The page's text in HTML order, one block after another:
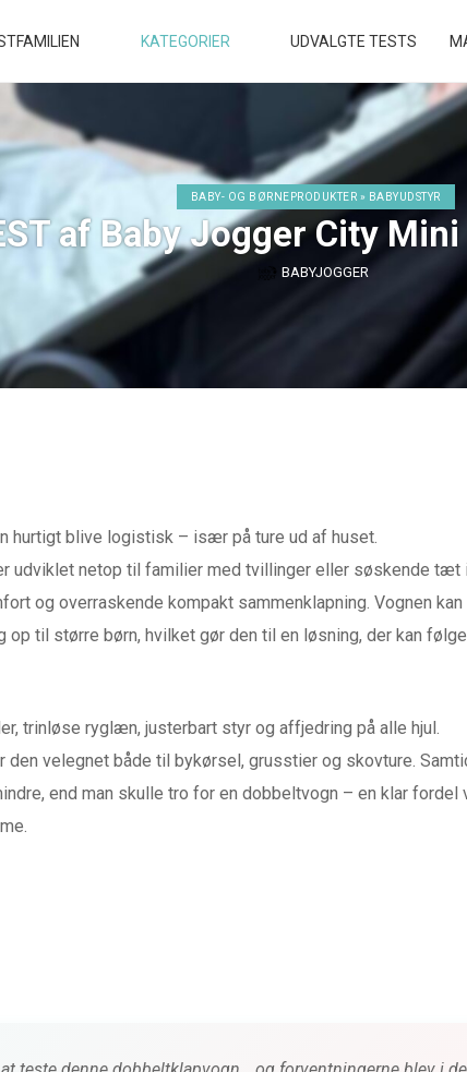
KATEGORIER UDVALGTE TESTS
BABY- OG BØRNEPRODUKTER » BABYUDSTYR
af Baby Jogger City Mini
BABYJOGGER
hurtigt blive logistisk – især på ture ud af huset.
udviklet netop til familier med tvillinger eller søskende tæt i
og overraskende kompakt sammenklapning. Vognen kan
til større børn, hvilket gør den til en løsning, der kan følge
trinløse ryglæn, justerbart styr og affjedring på alle hjul.
velegnet både til bykørsel, grusstier og skovture.
end man skulle tro for en dobbeltvogn – en klar fordel